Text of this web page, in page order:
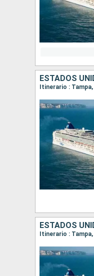
ESTADOS
Itinerario :
ESTADOS
Itinerario :